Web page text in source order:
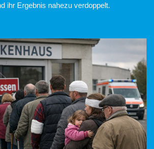
ihr Ergebnis nahezu verdoppelt.